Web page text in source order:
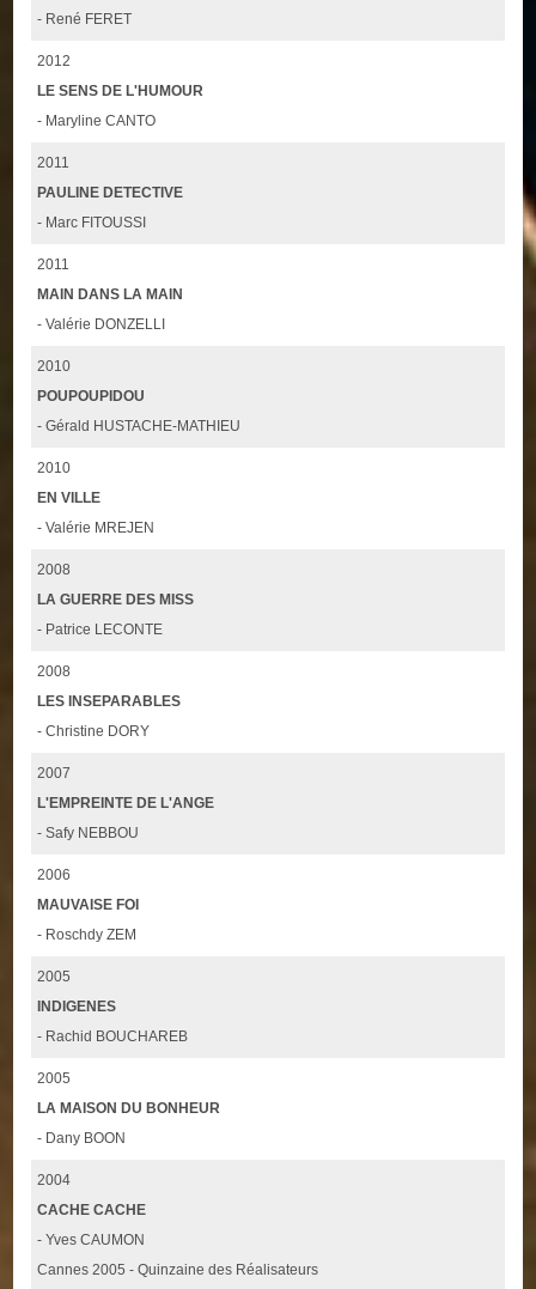
- René FERET
2012
LE SENS DE L'HUMOUR
- Maryline CANTO
2011
PAULINE DETECTIVE
- Marc FITOUSSI
2011
MAIN DANS LA MAIN
- Valérie DONZELLI
2010
POUPOUPIDOU
- Gérald HUSTACHE-MATHIEU
2010
EN VILLE
- Valérie MREJEN
2008
LA GUERRE DES MISS
- Patrice LECONTE
2008
LES INSEPARABLES
- Christine DORY
2007
L'EMPREINTE DE L'ANGE
- Safy NEBBOU
2006
MAUVAISE FOI
- Roschdy ZEM
2005
INDIGENES
- Rachid BOUCHAREB
2005
LA MAISON DU BONHEUR
- Dany BOON
2004
CACHE CACHE
- Yves CAUMON
Cannes 2005 - Quinzaine des Réalisateurs